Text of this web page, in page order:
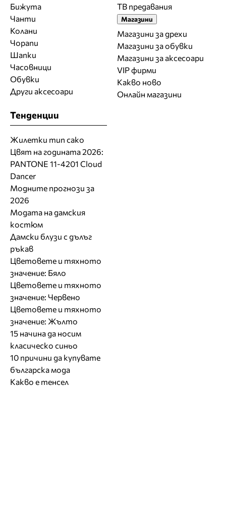
Бижута
Чанти
Колани
Чорапи
Шапки
Часовници
Обувки
Други аксесоари
ТВ предавания
Магазини
Магазини за дрехи
Магазини за обувки
Магазини за aксесоари
VIP фирми
Какво ново
Онлайн магазини
Тенденции
Жилетки тип сако
Цвят на годината 2026:
PANTONE 11-4201 Cloud
Dancer
Модните прогнози за
2026
Модата на дамския
костюм
Дамски блузи с дълъг
ръкав
Цветовете и тяхното
значение: Бяло
Цветовете и тяхното
значение: Червено
Цветовете и тяхното
значение: Жълто
15 начина да носим
класическо синьо
10 причини да купувате
българска мода
Какво е тенсел